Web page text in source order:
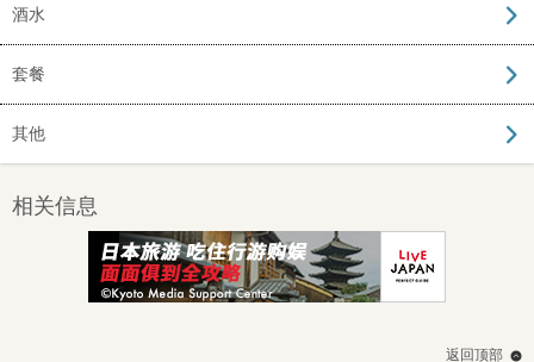
酒水
套餐
其他
相关信息
返回顶部